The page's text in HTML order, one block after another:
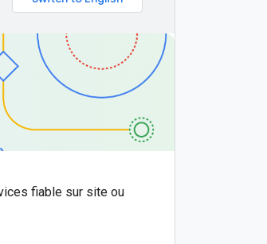
fiable sur site ou